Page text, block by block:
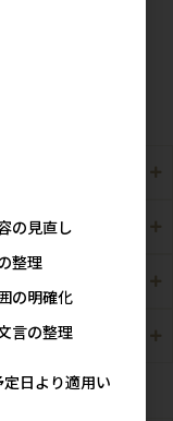
ト住関連用品
魚用
の見直し
整理
の明確化
言の整理
日より適用い